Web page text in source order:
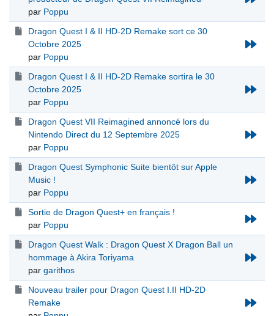
par Poppu
Dragon Quest I & II HD-2D Remake sort ce 30
Octobre 2025
par Poppu
Dragon Quest I & II HD-2D Remake sortira le 30
Octobre 2025
par Poppu
Dragon Quest VII Reimagined annoncé lors du
Nintendo Direct du 12 Septembre 2025
par Poppu
Dragon Quest Symphonic Suite bientôt sur Apple
Music !
par Poppu
Sortie de Dragon Quest+ en français !
par Poppu
Dragon Quest Walk : Dragon Quest X Dragon Ball un
hommage à Akira Toriyama
par garithos
Nouveau trailer pour Dragon Quest I.II HD-2D
Remake